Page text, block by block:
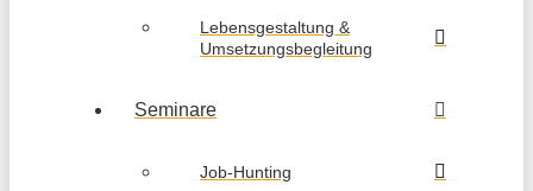
Lebensgestaltung &
Umsetzungsbegleitung
Seminare
Job-Hunting